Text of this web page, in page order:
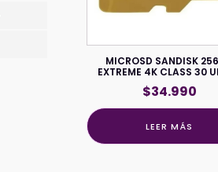
MICROSD SANDISK
EXTREME 4K CLASS 30
$34.990
LEER MÁS